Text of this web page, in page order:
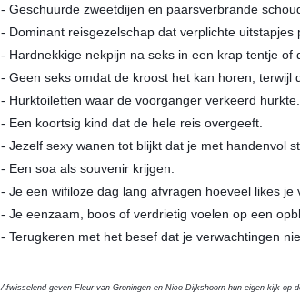
- Geschuurde zweetdijen en paarsverbrande
- Dominant reisgezelschap dat verplichte ­uitstapjes
- Hardnekkige nekpijn na seks in een krap tentje of
- Geen seks omdat de kroost het kan horen, terwijl
- Hurktoiletten waar de voorganger verkeerd hurkte.
- Een koortsig kind dat de hele reis overgeeft.
- Jezelf sexy wanen tot blijkt dat je met handenvol
- Een soa als souvenir krijgen.
- Je een wifiloze dag lang afvragen hoeveel likes je
- Je eenzaam, boos of verdrietig voelen op een
- Terugkeren met het besef dat je verwachtingen
Afwisselend geven Fleur van Groningen en Nico Dijkshoorn hun eigen kijk op